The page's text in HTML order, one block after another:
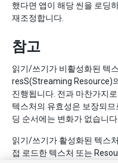
했다면 앱이 해당 씬을 로딩
재조정합니다.
참고
읽기/쓰기가 비활성화된 텍
resS(Streaming Resource)
진행됩니다. 전과 마찬가지
텍스처의 유효성은 보장되
딩 순서에는 변화가 없습니다.
읽기/쓰기가 활성화된 텍스
접 로드한 텍스처 또는